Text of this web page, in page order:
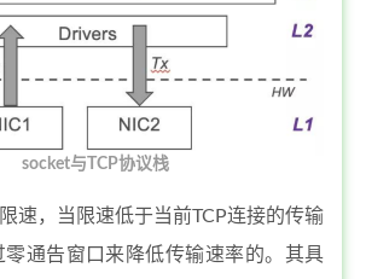
socket与TCP协议栈
速，当限速低于当前TCP连接的传输
通告窗口来降低传输速率的。其具